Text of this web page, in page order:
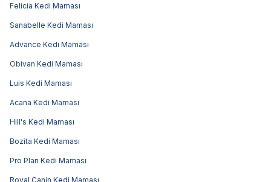
Felicia Kedi Maması
Sanabelle Kedi Maması
Advance Kedi Maması
Obivan Kedi Maması
Luis Kedi Maması
Acana Kedi Maması
Hill's Kedi Maması
Bozita Kedi Maması
Pro Plan Kedi Maması
Royal Canin Kedi Maması